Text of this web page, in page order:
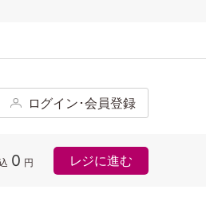
ログイン･会員登録
0 円 レジに進む